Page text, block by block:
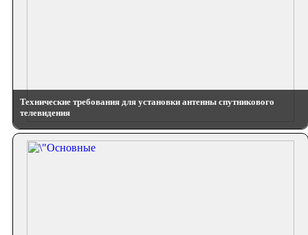
Технические требования для установки антенны спутникового
телевидения